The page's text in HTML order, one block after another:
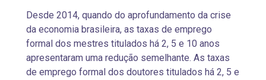
Desde 2014, quando do aprofundamento da crise
da economia brasileira, as taxas de emprego
formal dos mestres titulados há 2, 5 e 10 anos
apresentaram uma redução semelhante. As taxas
de emprego formal dos doutores titulados há 2, 5 e